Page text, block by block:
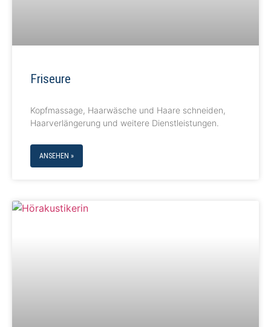
Friseure
Kopfmassage, Haarwäsche und Haare schneiden,
Haarverlängerung und weitere Dienstleistungen.
ANSEHEN »